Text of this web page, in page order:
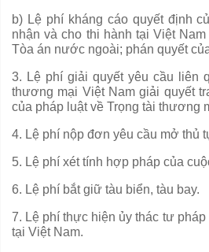
b) Lệ phí kháng cáo quyết định
nhận và cho thi hành tại Việt Nam
Tòa án nước ngoài; phán quyết
3. Lệ phí giải quyết yêu cầu liên
thương mại Việt Nam giải quyết
của pháp luậtvề Trọng tài thương
4. Lệ phí nộp đơn yêu cầu mở thủ
5. Lệ phí xét tính hợp pháp của
6. Lệ phí bắt giữ tàu biển, tàu bay.
7. Lệ phí thực hiện ủy thác tư
tại Việt Nam.